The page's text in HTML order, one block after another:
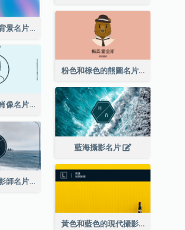
紫色藍色漸變背景名片
粉色和棕色的熊圖名片
藍色卡通插圖肖像名片
藍海攝影名片
海軍海背景攝影師名片
黃色和藍色的現代攝影師名片